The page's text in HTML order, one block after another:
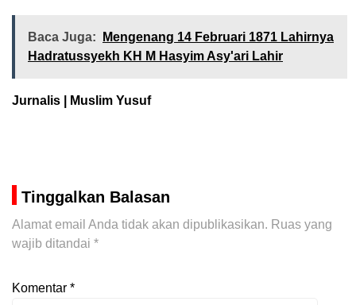
Baca Juga:
Mengenang 14 Februari 1871 Lahirnya
Hadratussyekh KH M Hasyim Asy'ari Lahir
Jurnalis | Muslim Yusuf
Tinggalkan Balasan
Alamat email Anda tidak akan dipublikasikan. Ruas yang
wajib ditandai *
Komentar *